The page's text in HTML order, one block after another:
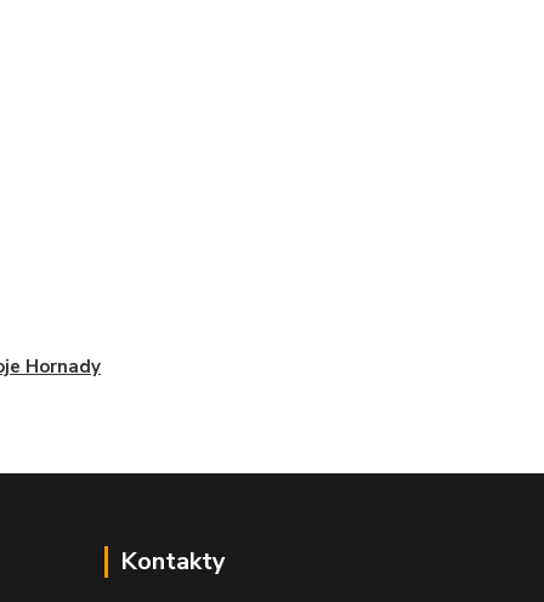
Hornady
Kontakty